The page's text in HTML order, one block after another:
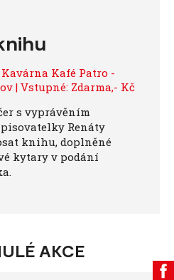
| Kavárna Kafé Patro -
| Vstupné: Zdarma,- Kč
s vyprávěním
Renáty
knihu, doplněné
kytary v podání
AKCE